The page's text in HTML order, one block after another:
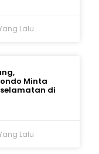
Lalu
Minta
di
Lalu